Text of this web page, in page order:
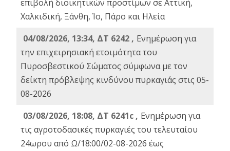
επιβολή διοικητικών προστίμων σε Αττική,
Χαλκιδική, Ξάνθη, Ίο, Πάρο και Ηλεία
04/08/2026, 13:34, ΔΤ 6242 , Ενημέρωση για
την επιχειρησιακή ετοιμότητα του
Πυροσβεστικού Σώματος σύμφωνα με τον
δείκτη πρόβλεψης κινδύνου πυρκαγιάς στις 05-
08-2026
03/08/2026, 18:08, ΔΤ 6241c , Ενημέρωση για
τις αγροτοδασικές πυρκαγιές του τελευταίου
24ωρου από Ω/18:00/02-08-2026 έως